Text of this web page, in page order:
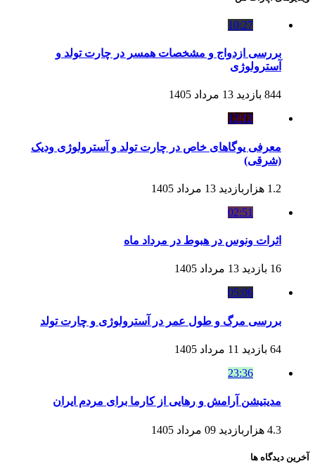
10:27
بررسی ازدواج و مشخصات همسر در چارت تولد و
آسترولوژی
844 بازدید
13 مرداد 1405
12:12
معرفی یوگاهای خاص در چارت تولد و آسترولوژی ودیک
(شرقی)
1.2 هزاربازدید
13 مرداد 1405
02:51
اثرات ونوس در هبوط در مرداد ماه
16 بازدید
13 مرداد 1405
05:06
بررسی مرگ و طول عمر در آسترولوژی و چارت تولد
64 بازدید
11 مرداد 1405
23:36
مدیتیشن آرامش و رهایی از کارما برای مردم ایران
4.3 هزاربازدید 09 مرداد 1405
آخرین دیدگاه ها